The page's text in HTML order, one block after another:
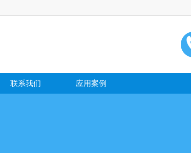
联系我们 应用案例